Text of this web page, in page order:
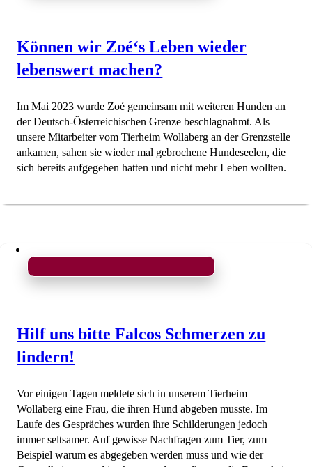
Können wir Zoé‘s Leben wieder
lebenswert machen?
Im Mai 2023 wurde Zoé gemeinsam mit weiteren Hunden an
der Deutsch-Österreichischen Grenze beschlagnahmt. Als
unsere Mitarbeiter vom Tierheim Wollaberg an der Grenzstelle
ankamen, sahen sie wieder mal gebrochene Hundeseelen, die
sich bereits aufgegeben hatten und nicht mehr Leben wollten.
Hilf uns bitte Falcos Schmerzen zu
lindern!
Vor einigen Tagen meldete sich in unserem Tierheim
Wollaberg eine Frau, die ihren Hund abgeben musste. Im
Laufe des Gespräches wurden ihre Schilderungen jedoch
immer seltsamer. Auf gewisse Nachfragen zum Tier, zum
Beispiel warum es abgegeben werden muss und wie der